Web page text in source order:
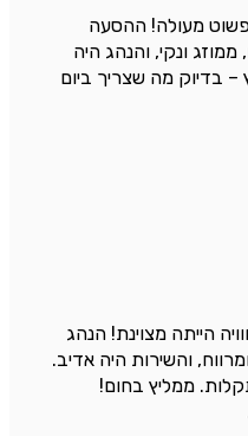
פשוט מעולה! ההסעה
ונקי, והנהג היה
בדיוק מה שצריך ביום
הייתה מצוינת! הנהג
והשירות היה אדיב.
ממליץ בחום!